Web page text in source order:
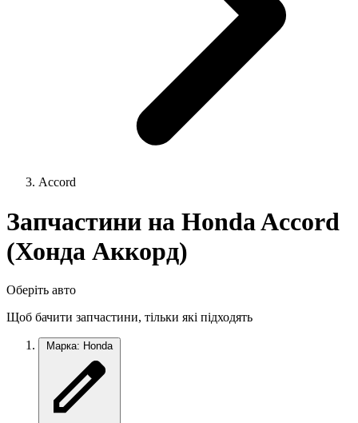
Accord
Запчастини на Honda Accord
(Хонда Аккорд)
Оберіть авто
Щоб бачити запчастини, тільки які підходять
Марка: Honda